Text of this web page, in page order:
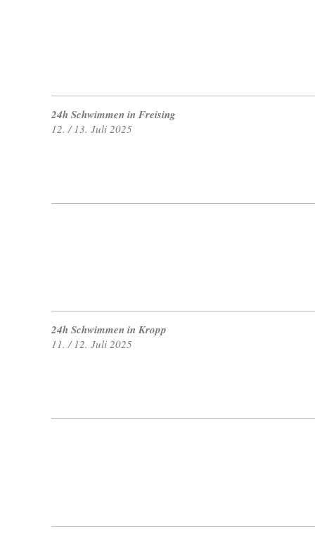
24h Schwimmen in Freising
12. / 13. Juli 2025
24h Schwimmen in Kropp
11. / 12. Juli 2025